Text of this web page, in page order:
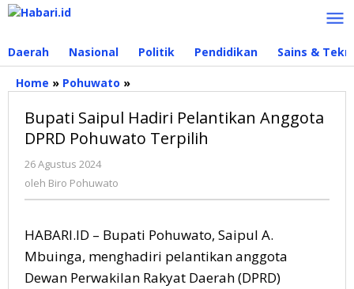
Lewati
Daerah Nasional Politik Pendidikan Sains &
Home » Pohuwato »
Hadiri
Pelantikan
Anggota
Terpilih
Bupati Saipul Hadiri Pelantikan Anggota
DPRD Pohuwato Terpilih
26 Agustus 2024
Biro
oleh Biro Pohuwato
HABARI.ID – Bupati Pohuwato, Saipul A.
Mbuinga, menghadiri pelantikan anggota
Dewan Perwakilan Rakyat Daerah (DPRD)